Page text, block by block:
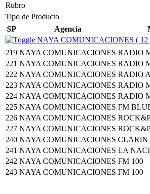
Rubro
Tipo de Producto
SP
Agencia
NAYA COMUNICACIONES ( 12
219 NAYA COMUNICACIONES RADIO
221 NAYA COMUNICACIONES RADIO
222 NAYA COMUNICACIONES RADIO
223 NAYA COMUNICACIONES RADIO
224 NAYA COMUNICACIONES RADIO
225 NAYA COMUNICACIONES FM
226 NAYA COMUNICACIONES
227 NAYA COMUNICACIONES
240 NAYA COMUNICACIONES CLARIN
241 NAYA COMUNICACIONES LA
242 NAYA COMUNICACIONES FM 100
243 NAYA COMUNICACIONES FM 100